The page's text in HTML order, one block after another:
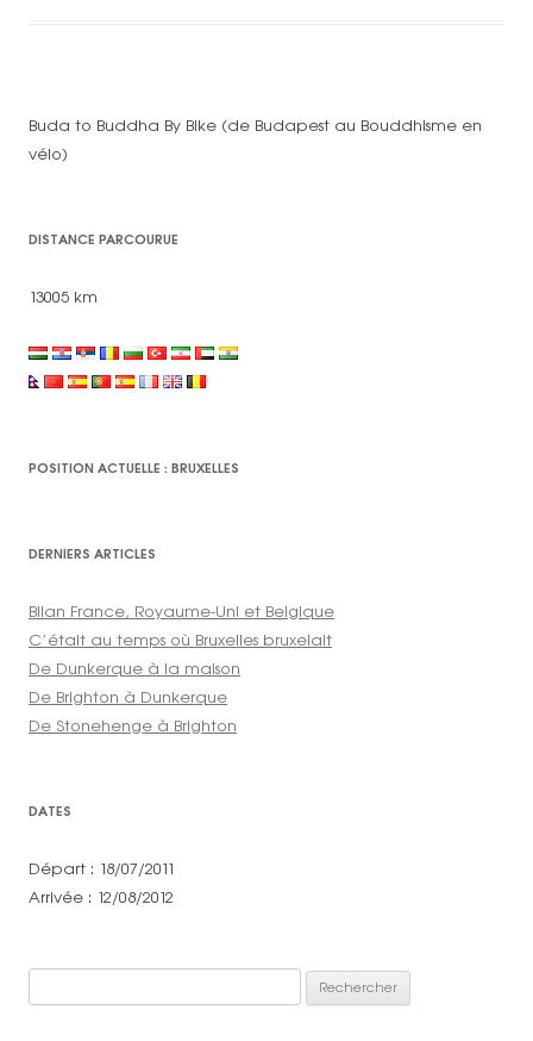
Buda to Buddha By Bike (de Budapest au Bouddhisme en
vélo)
DISTANCE PARCOURUE
13005 km
POSITION ACTUELLE : BRUXELLES
DERNIERS ARTICLES
Bilan France, Royaume-Uni et Belgique
C’était au temps où Bruxelles bruxelait
De Dunkerque à la maison
De Brighton à Dunkerque
De Stonehenge à Brighton
DATES
Départ : 18/07/2011
Arrivée : 12/08/2012